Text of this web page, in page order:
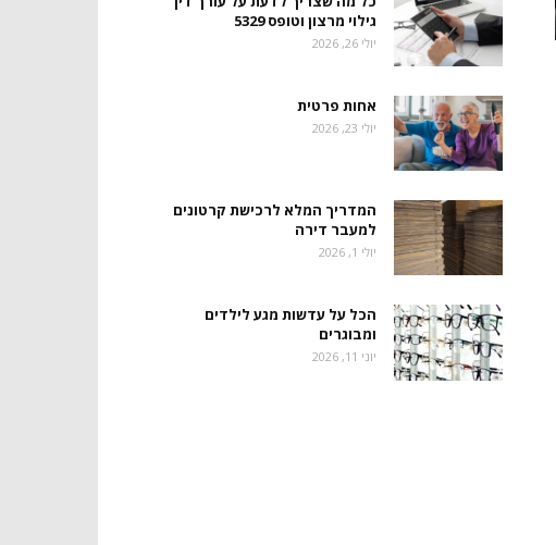
גילוי מרצון וטופס 5329
יולי 26, 2026
אחות פרטית
יולי 23, 2026
המדריך המלא לרכישת קרטונים
למעבר דירה
יולי 1, 2026
הכל על עדשות מגע לילדים
ומבוגרים
יוני 11, 2026